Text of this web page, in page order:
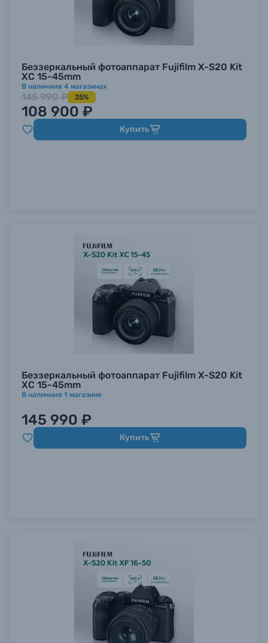
Беззеркальный фотоаппарат Fujifilm X-S20 Kit
XC 15-45mm
В наличиив 4 магазинах
145 990 ₽ 25%
108 900 ₽
Купить
Беззеркальный фотоаппарат Fujifilm X-S20 Kit
XC 15-45mm
В наличиив 1 магазине
145 990 ₽
Купить